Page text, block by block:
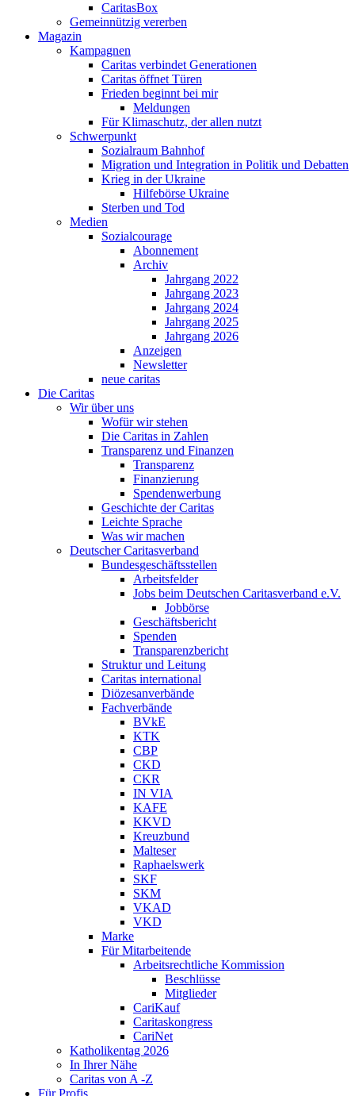
CaritasBox
Gemeinnützig vererben
Magazin
Kampagnen
Caritas verbindet Generationen
Caritas öffnet Türen
Frieden beginnt bei mir
Meldungen
Für Klimaschutz, der allen nutzt
Schwerpunkt
Sozialraum Bahnhof
Migration und Integration in Politik und Debatten
Krieg in der Ukraine
Hilfebörse Ukraine
Sterben und Tod
Medien
Sozialcourage
Abonnement
Archiv
Jahrgang 2022
Jahrgang 2023
Jahrgang 2024
Jahrgang 2025
Jahrgang 2026
Anzeigen
Newsletter
neue caritas
Die Caritas
Wir über uns
Wofür wir stehen
Die Caritas in Zahlen
Transparenz und Finanzen
Transparenz
Finanzierung
Spendenwerbung
Geschichte der Caritas
Leichte Sprache
Was wir machen
Deutscher Caritasverband
Bundesgeschäftsstellen
Arbeitsfelder
Jobs beim Deutschen Caritasverband e.V.
Jobbörse
Geschäftsbericht
Spenden
Transparenzbericht
Struktur und Leitung
Caritas international
Diözesanverbände
Fachverbände
BVkE
KTK
CBP
CKD
CKR
IN VIA
KAFE
KKVD
Kreuzbund
Malteser
Raphaelswerk
SKF
SKM
VKAD
VKD
Marke
Für Mitarbeitende
Arbeitsrechtliche Kommission
Beschlüsse
Mitglieder
CariKauf
Caritaskongress
CariNet
Katholikentag 2026
In Ihrer Nähe
Caritas von A -Z